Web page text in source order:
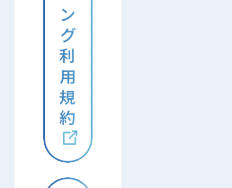
ン
グ
利
用
規
約